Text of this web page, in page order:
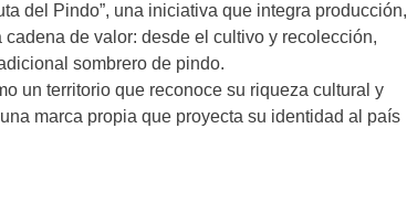
del Pindo”, una iniciativa que integra producción,
de valor: desde el cultivo y recolección,
sombrero de pindo.
un territorio que reconoce su riqueza cultural y
marca propia que proyecta su identidad al país